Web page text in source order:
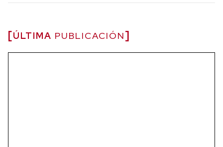
ÚLTIMA PUBLICACIÓN